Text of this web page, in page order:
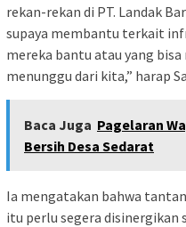
rekan-rekan di PT. Landak
supaya membantu terkait
mereka bantu atau yang
menunggu dari kita,” harap
Baca Juga Pagelaran
Bersih Desa Sedarat
Ia mengatakan bahwa
itu perlu segera disinergikan